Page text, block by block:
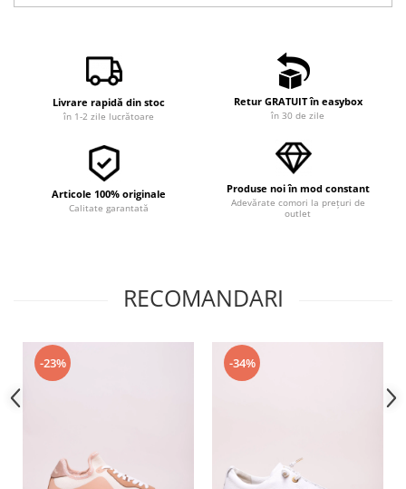
Livrare rapidă din stoc
în 1-2 zile lucrătoare
Retur GRATUIT în easybox
în 30 de zile
Articole 100% originale
Calitate garantată
Produse noi în mod constant
Adevărate comori la prețuri de
outlet
RECOMANDARI
-23% -34%